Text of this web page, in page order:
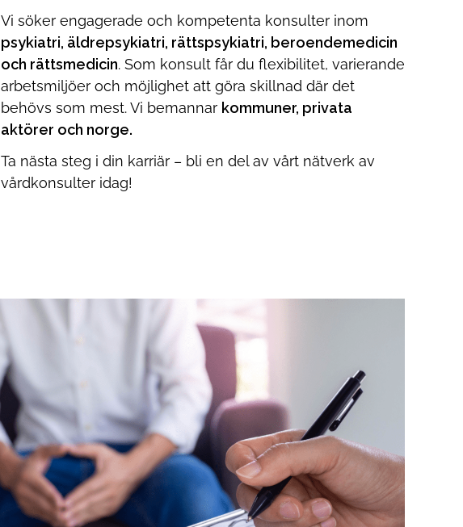
Vi söker engagerade och kompetenta konsulter inom
psykiatri, äldrepsykiatri, rättspsykiatri, beroendemedicin
och rättsmedicin. Som konsult får du flexibilitet, varierande
arbetsmiljöer och möjlighet att göra skillnad där det
behövs som mest. Vi bemannar kommuner, privata
aktörer och norge.
Ta nästa steg i din karriär – bli en del av vårt nätverk av
vårdkonsulter idag!